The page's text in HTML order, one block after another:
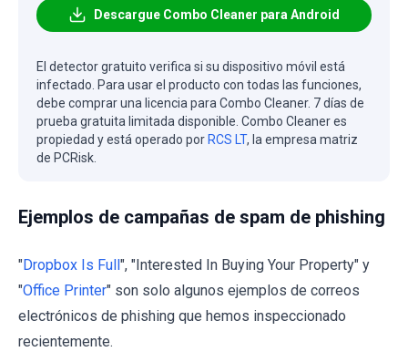
Descargue Combo Cleaner para Android
El detector gratuito verifica si su dispositivo móvil está
infectado. Para usar el producto con todas las funciones,
debe comprar una licencia para Combo Cleaner. 7 días de
prueba gratuita limitada disponible. Combo Cleaner es
propiedad y está operado por RCS LT, la empresa matriz
de PCRisk.
Ejemplos de campañas de spam de phishing
"Dropbox Is Full", "Interested In Buying Your Property" y
"Office Printer" son solo algunos ejemplos de correos
electrónicos de phishing que hemos inspeccionado
recientemente.